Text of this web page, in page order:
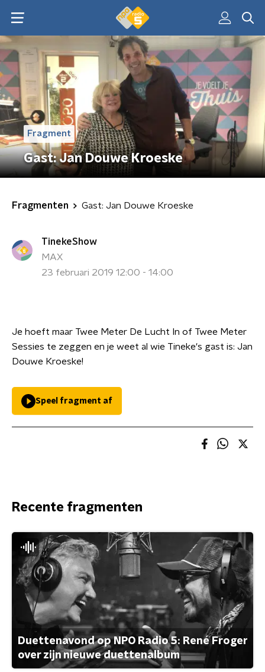
Fragment
Gast: Jan Douwe Kroeske
Fragmenten Gast: Jan Douwe Kroeske
TinekeShow
MAX
23 februari 2019 12:00 - 14:00
Je hoeft maar Twee Meter De Lucht In of Twee Meter
Sessies te zeggen en je weet al wie Tineke's gast is: Jan
Douwe Kroeske!
Speel fragment af
Recente fragmenten
Duettenavond op NPO Radio 5: René Froger
over zijn nieuwe duettenalbum